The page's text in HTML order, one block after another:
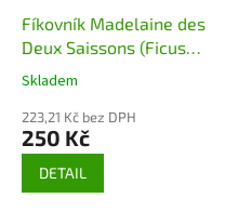
Fíkovník Madelaine des
Deux Saissons (Ficus
carica Madelaine des
Skladem
223,21 Kč bez DPH
250 Kč
DETAIL